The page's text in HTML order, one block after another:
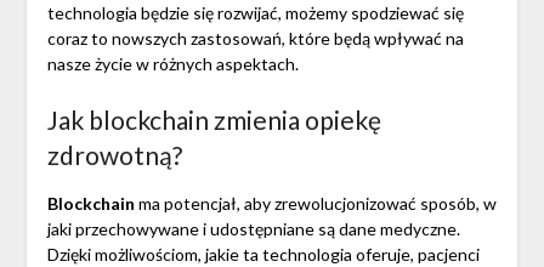
technologia będzie się rozwijać, możemy spodziewać się
coraz to nowszych zastosowań, które będą wpływać na
nasze życie w różnych aspektach.
Jak blockchain zmienia opiekę
zdrowotną?
Blockchain ma potencjał, aby zrewolucjonizować sposób, w
jaki przechowywane i udostępniane są dane medyczne.
Dzięki możliwościom, jakie ta technologia oferuje, pacjenci